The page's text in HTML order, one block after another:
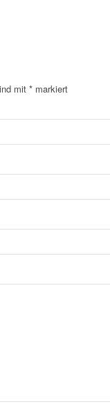
mit * markiert